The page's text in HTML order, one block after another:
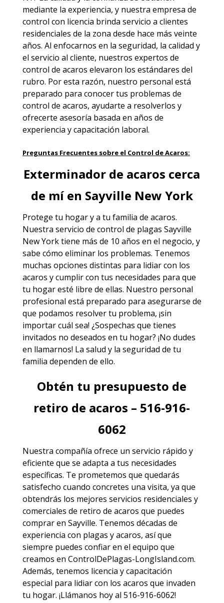
mediante la experiencia, y nuestra empresa de
control con licencia brinda servicio a clientes
residenciales de la zona desde hace más veinte
años. Al enfocarnos en la seguridad, la calidad y
el servicio al cliente, nuestros expertos de
control de acaros elevaron los estándares del
rubro. Por esta razón, nuestro personal está
preparado para conocer tus problemas de
control de acaros, ayudarte a resolverlos y
ofrecerte asesoría basada en años de
experiencia y capacitación laboral.
Preguntas Frecuentes sobre el Control de Acaros:
Exterminador de acaros cerca
de mí en Sayville New York
Protege tu hogar y a tu familia de acaros.
Nuestra servicio de control de plagas Sayville
New Yorktiene más de 10 años en el negocio, y
sabe cómo eliminar los problemas. Tenemos
muchas opciones distintas para lidiar con los
acaros y cumplir con tus necesidades para que
tu hogar esté libre de ellas. Nuestro personal
profesional está preparado para asegurarse de
que podamos resolver tu problema, ¡sin
importar cuál sea! ¿Sospechas que tienes
invitados no deseados en tu hogar? ¡No dudes
en llamarnos! La salud y la seguridad de tu
familia dependen de ello.
Obtén tu presupuesto de
retiro de acaros – 516-916-
6062
Nuestra compañía ofrece un servicio rápido y
eficiente que se adapta a tus necesidades
específicas. Te prometemos que quedarás
satisfecho cuando concretes una visita, ya que
obtendrás los mejores servicios residenciales y
comerciales de retiro de acaros que puedes
comprar en Sayville. Tenemos décadas de
experiencia con plagas y acaros, así que
siempre puedes confiar en el equipo que
creamos en ControlDePlagas-LongIsland.com.
Además, tenemos licencia y capacitación
especial para lidiar con los acaros que invaden
tu hogar. ¡Llámanos hoy al 516-916-6062!